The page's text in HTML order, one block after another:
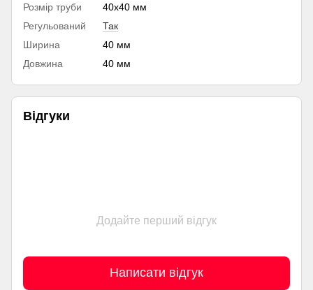
Розмір труби
40х40 мм
Регульований
Так
Ширина
40 мм
Довжина
40 мм
Відгуки
Додайте перший відгук
Написати відгук